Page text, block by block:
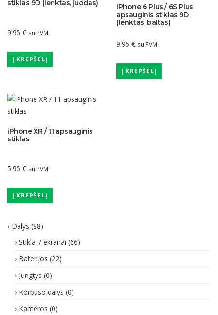
stiklas 9D (lenktas, juodas)
9.95 € su PVM
Į KREPŠELĮ
iPhone 6 Plus / 6S Plus
apsauginis stiklas 9D
(lenktas, baltas)
9.95 € su PVM
Į KREPŠELĮ
iPhone XR / 11 apsauginis
stiklas
5.95 € su PVM
Į KREPŠELĮ
Dalys (88)
Stiklai / ekranai (66)
Baterijos (22)
Jungtys (0)
Korpuso dalys (0)
Kameros (0)